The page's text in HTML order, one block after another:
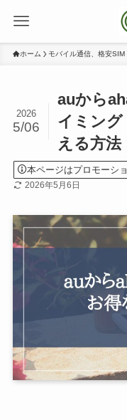
ホーム モバイル通信、格安SIM
auから
イミング
える方法
2026
5/06
本ページはプロモーシ
2026年5月6日